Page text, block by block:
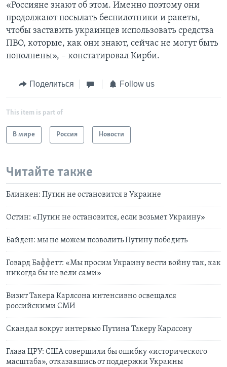
«Россияне знают об этом. Именно поэтому они
продолжают посылать беспилотники и ракеты,
чтобы заставить украинцев использовать средства
ПВО, которые, как они знают, сейчас не могут быть
пополнены», – констатировал Кирби.
Поделиться Follow us
This item is part of
В мире Россия Новости
Читайте также
Блинкен: Путин не остановится в Украине
Остин: «Путин не остановится, если возьмет Украину»
Байден: мы не можем позволить Путину победить
Говард Баффетт: «Мы просим Украину вести войну так, как
никогда бы не вели сами»
Визит Такера Карлсона интенсивно освещался
российскими СМИ
Скандал вокруг интервью Путина Такеру Карлсону
Глава ЦРУ: США совершили бы ошибку «исторического
масштаба», отказавшись от поддержки Украины